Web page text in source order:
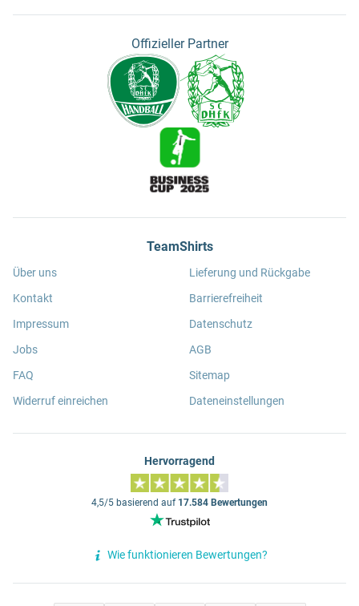
Offizieller Partner
TeamShirts
Über uns
Kontakt
Impressum
Jobs
FAQ
Widerruf einreichen
Lieferung und Rückgabe
Barrierefreiheit
Datenschutz
AGB
Sitemap
Dateneinstellungen
Hervorragend
4,5/5 basierend auf 17.584 Bewertungen
Wie funktionieren Bewertungen?